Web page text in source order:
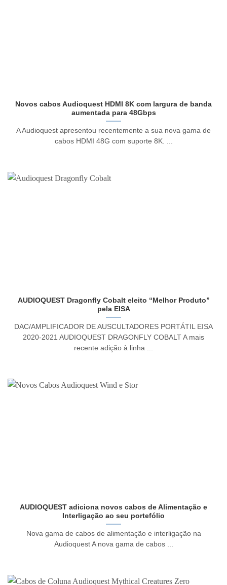
Novos cabos Audioquest HDMI 8K com largura de banda
aumentada para 48Gbps
A Audioquest apresentou recentemente a sua nova gama de
cabos HDMI 48G com suporte 8K. ...
AUDIOQUEST Dragonfly Cobalt eleito “Melhor Produto”
pela EISA
DAC/AMPLIFICADOR DE AUSCULTADORES PORTÁTIL EISA
2020-2021 AUDIOQUEST DRAGONFLY COBALT A mais
recente adição à linha ...
AUDIOQUEST adiciona novos cabos de Alimentação e
Interligação ao seu portefólio
Nova gama de cabos de alimentação e interligação na
Audioquest A nova gama de cabos ...